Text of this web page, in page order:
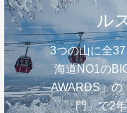
ル
3つの山に全
海道NO1の
AWARDS」の
門」で2